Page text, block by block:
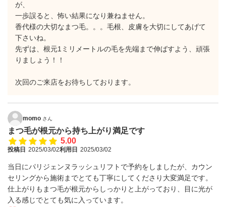
が、
一歩誤ると、怖い結果になり兼ねません。
香代様の大切なまつ毛。。。毛根、皮膚を大切にしてあげて
下さいね。
先ずは、根元1ミリメートルの毛を先端まで伸ばすよう、頑張
りましょう！！
次回のご来店をお待ちしております。
momo さん
まつ毛が根元から持ち上がり満足です
5.00
投稿日 2025/03/02利用日 2025/03/02
当日にパリジェンヌラッシュリフトで予約をしましたが、カウン
セリングから施術までとても丁寧にしてくださり大変満足です。
仕上がりもまつ毛が根元からしっかりと上がっており、目に光が
入る感じでとても気に入っています。